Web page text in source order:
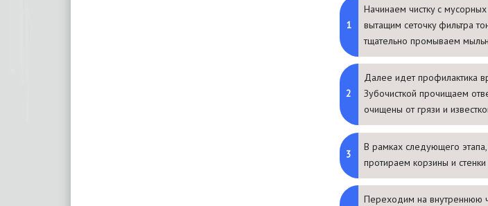
Начинаем чистку с
вытащим сеточку фильтра
тщательно промываем
Далее идет профилактика
Зубочисткой прочищаем
очищены от грязи и
В рамках следующего
протираем корзины и
Переходим на внутреннюю